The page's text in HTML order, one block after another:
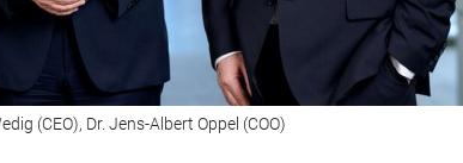
(CEO), Dr. Jens-Albert Oppel (COO)